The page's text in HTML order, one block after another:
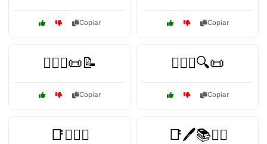
Copiar Copiar
👩‍⚖️⚖️📜📝
Copiar
👩‍⚖️⚖️🔍📜
Copiar
📑👨‍⚖️⚖️ 📑🖊️📚👨‍⚖️